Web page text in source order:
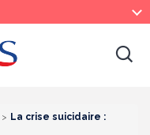
La crise suicidaire :